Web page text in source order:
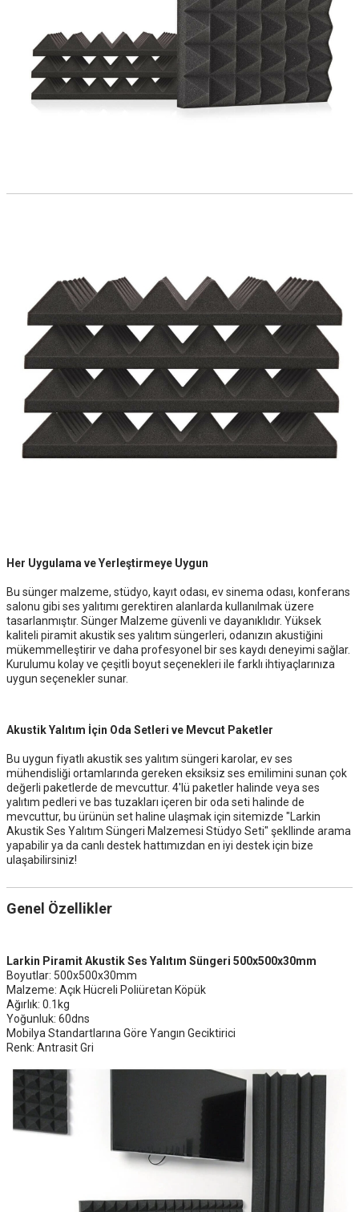
Her Uygulama ve Yerleştirmeye Uygun
Bu sünger malzeme, stüdyo, kayıt odası, ev sinema odası, konferans
salonu gibi ses yalıtımı gerektiren alanlarda kullanılmak üzere
tasarlanmıştır. Sünger Malzeme güvenli ve dayanıklıdır. Yüksek
kaliteli piramit akustik ses yalıtım süngerleri, odanızın akustiğini
mükemmelleştirir ve daha profesyonel bir ses kaydı deneyimi sağlar.
Kurulumu kolay ve çeşitli boyut seçenekleri ile farklı ihtiyaçlarınıza
uygun seçenekler sunar.
Akustik Yalıtım İçin Oda Setleri ve Mevcut Paketler
Bu uygun fiyatlı akustik ses yalıtım süngeri karolar, ev ses
mühendisliği ortamlarında gereken eksiksiz ses emilimini sunan çok
değerli paketlerde de mevcuttur. 4'lü paketler halinde veya ses
yalıtım pedleri ve bas tuzakları içeren bir oda seti halinde de
mevcuttur, bu ürünün set haline ulaşmak için sitemizde "Larkin
Akustik Ses Yalıtım Süngeri Malzemesi Stüdyo Seti" şekllinde arama
yapabilir ya da canlı destek hattımızdan en iyi destek için bize
ulaşabilirsiniz!
Genel Özellikler
Larkin Piramit Akustik Ses Yalıtım Süngeri 500x500x30mm
Boyutlar: 500x500x30mm
Malzeme: Açık Hücreli Poliüretan Köpük
Ağırlık: 0.1kg
Yoğunluk: 60dns
Mobilya Standartlarına Göre Yangın Geciktirici
Renk: Antrasit Gri